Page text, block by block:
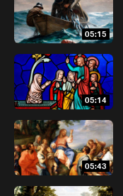
05:15
05:14
05:43